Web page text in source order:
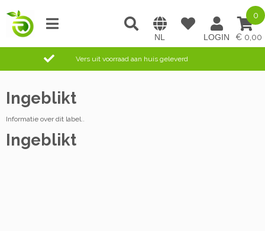
0,00
0
Vers uit voorraad aan huis geleverd
Ingeblikt
Informatie over dit label..
Ingeblikt